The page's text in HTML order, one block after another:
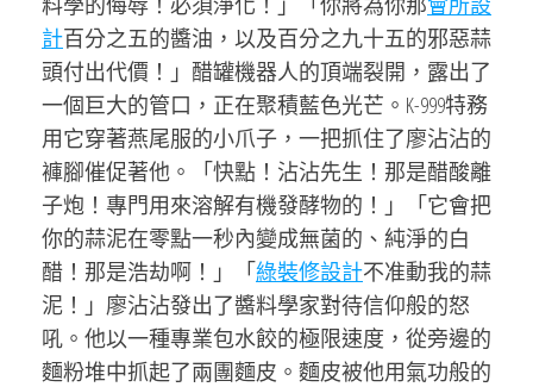
計百分之五的醬油，以及百分之九十五的邪惡蒜
頭付出代價！」醋罐機器人的頂端裂開，露出了
一個巨大的管口，正在聚積藍色光芒。K-999特務
用它穿著燕尾服的小爪子，一把抓住了廖沾沾的
褲腳催促著他。「快點！沾沾先生！那是醋酸離
子炮！專門用來溶解有機發酵物的！」「它會把
你的蒜泥在零點一秒內變成無菌的、純淨的白
醋！那是浩劫啊！」「綠裝修設計不准動我的蒜
泥！」廖沾沾發出了醬料學家對待信仰般的怒
吼。他以一種專業包水餃的極限速度，從旁邊的
麵粉堆中抓起了兩團麵皮。麵皮被他用氣功般的